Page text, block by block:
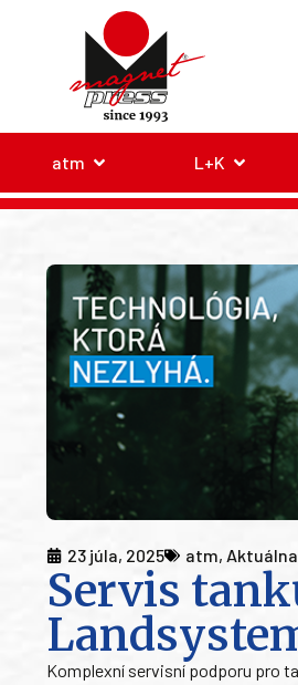
atm L+K
23 júla, 2025 atm,
Servis
Komplexní servisní podporu pro